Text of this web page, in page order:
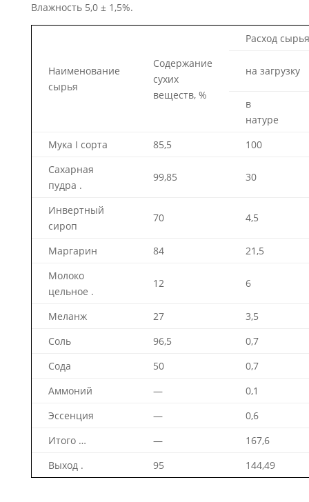
Влажность 5,0 ± 1,5%.
Наименование
сырья
Содержание
сухих
веществ, %
Расход
на загрузку
в
натуре
Мука I сорта
85,5
100
Сахарная
пудра .
99,85 30
Инвертный
сироп
70 4,5
Маргарин 84
21,5
Молоко
цельное .
12 6
Меланж 27
3,5
Соль
96,5
0,7
Сода
50
0,7
Аммоний
—
0,1
Эссенция
—
0,6
Итого …
—
167,6
Выход .
95 144,49